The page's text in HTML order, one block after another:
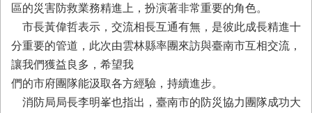
導
力
園
地
區的災害防救業務精進上，扮演著非常重要的角色。
市長黃偉哲表示，交流相長互通有無，是彼此成長精進十
分重要的管道，此次由雲林縣率團來訪與臺南市互相交流，
讓我們獲益良多，希望我
們的市府團隊能汲取各方經驗，持續進步。
消防局局長李明峯也指出，臺南市的防災協力團隊成功大